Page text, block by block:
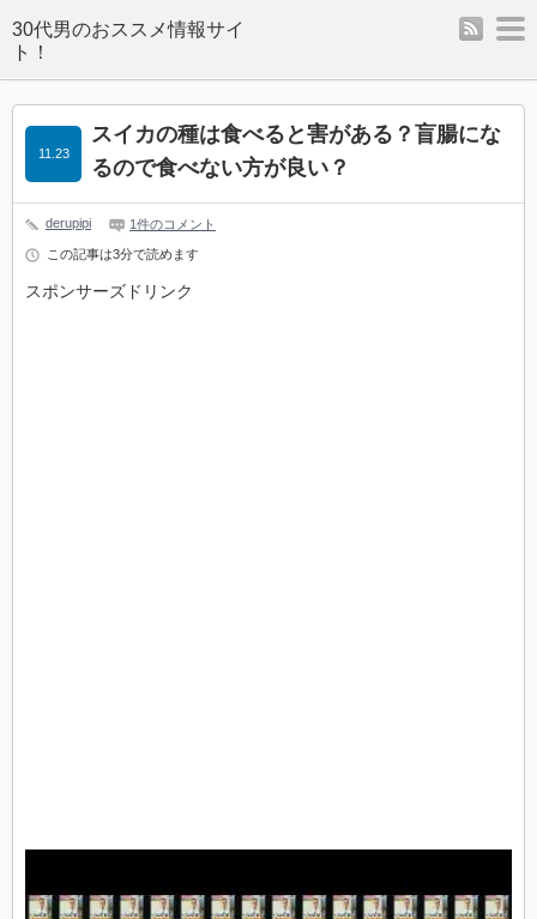
rss
スイカの種は食べると害がある？盲腸にな
るので食べない方が良い？
11.23
derupipi 1件のコメント
この記事は3分で読めます
スポンサーズドリンク